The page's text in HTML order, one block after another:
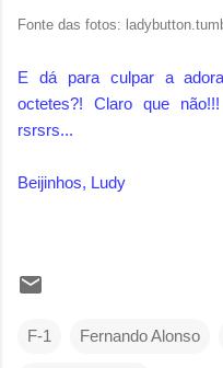
Fonte das fotos:
E dá para culpar a
octetes?! Claro que
rsrsrs...
Beijinhos, Ludy
F-1 Fernando Alonso